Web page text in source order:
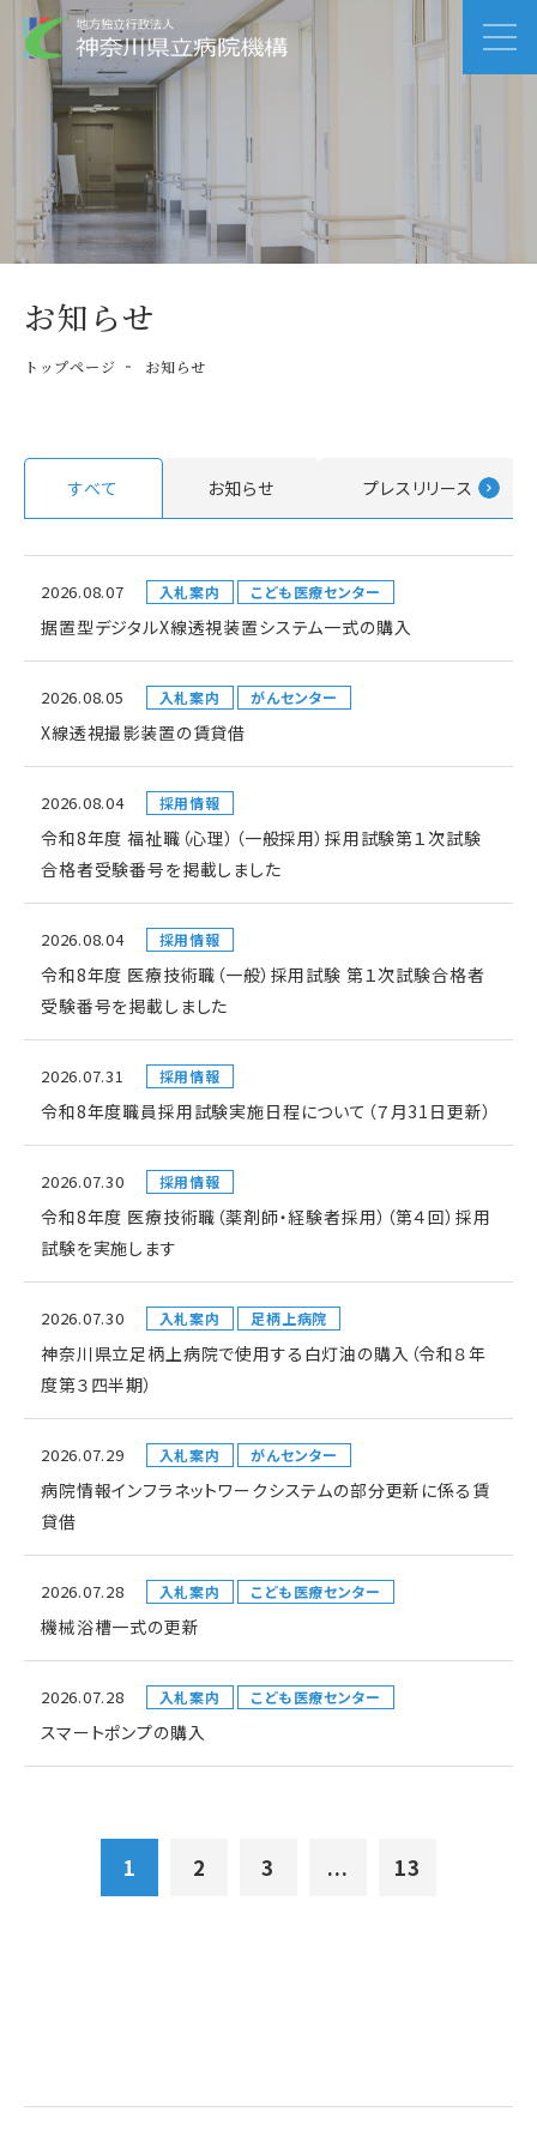
お知らせ
トップページ お知らせ
すべて お知らせ プレスリリース
2026.08.07 入札案内 こども医療センター
据置型デジタルX線透視装置システム一式の購入
2026.08.05 入札案内 がんセンター
X線透視撮影装置の賃貸借
2026.08.04 採用情報
令和8年度 福祉職（心理）（一般採用）採用試験第１次試験
合格者受験番号を掲載しました
2026.08.04 採用情報
令和8年度 医療技術職（一般）採用試験 第１次試験合格者
受験番号を掲載しました
2026.07.31 採用情報
令和8年度職員採用試験実施日程について（７月31日更新）
2026.07.30 採用情報
令和8年度 医療技術職（薬剤師・経験者採用）（第４回）採用
試験を実施します
2026.07.30 入札案内 足柄上病院
神奈川県立足柄上病院で使用する白灯油の購入（令和８年
度第３四半期）
2026.07.29 入札案内 がんセンター
病院情報インフラネットワークシステムの部分更新に係る賃
貸借
2026.07.28 入札案内 こども医療センター
機械浴槽一式の更新
2026.07.28 入札案内 こども医療センター
スマートポンプの購入
1 2 3 ... 13